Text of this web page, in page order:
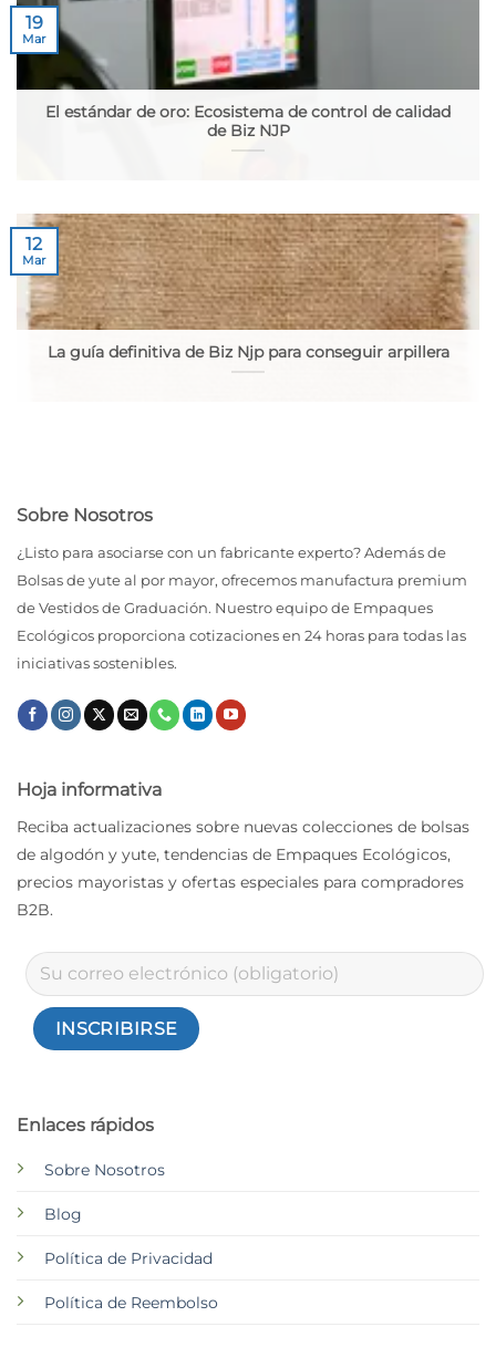
El estándar de oro: Ecosistema de control de calidad
de Biz NJP
19
Mar
La guía definitiva de Biz Njp para conseguir arpillera
12
Mar
Sobre Nosotros
¿Listo para asociarse con un fabricante experto? Además de
Bolsas de yute al por mayor, ofrecemos manufactura premium
de Vestidos de Graduación. Nuestro equipo de Empaques
Ecológicos proporciona cotizaciones en 24 horas para todas las
iniciativas sostenibles.
Enlaces rápidos
Sobre Nosotros
Blog
Política de Privacidad
Política de Reembolso
Hoja informativa
Reciba actualizaciones sobre nuevas colecciones de bolsas
de algodón y yute, tendencias de Empaques Ecológicos,
precios mayoristas y ofertas especiales para compradores
B2B.